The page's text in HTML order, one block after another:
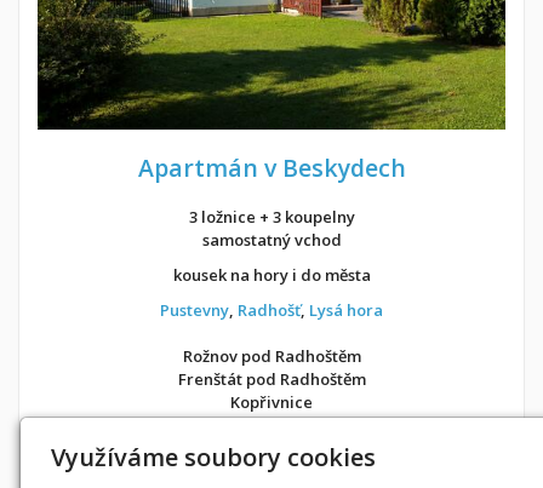
Apartmán v Beskydech
3 ložnice + 3 koupelny
samostatný vchod
kousek na hory i do města
Pustevny, Radhošť, Lysá hora
Rožnov pod Radhoštěm
Frenštát pod Radhoštěm
Kopřivnice
Možnost objednání ubytování také přesAirbnb
Využíváme soubory cookies